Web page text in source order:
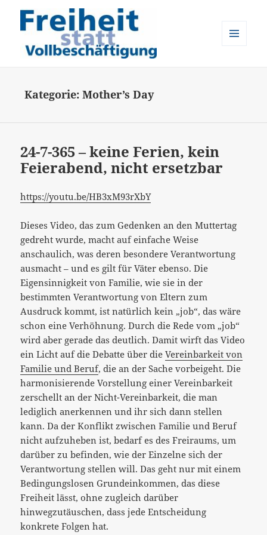
Kategorie:Mother’s Day
24-7-365 – keine Ferien, kein
Feierabend, nicht ersetzbar
https://youtu.be/HB3xM93rXbY
Dieses Video, das zum Gedenken an den Muttertag
gedreht wurde, macht auf einfache Weise
anschaulich, was deren besondere Verantwortung
ausmacht – und es gilt für Väter ebenso. Die
Eigensinnigkeit von Familie, wie sie in der
bestimmten Verantwortung von Eltern zum
Ausdruck kommt, ist natürlich kein „job“, das wäre
schon eine Verhöhnung. Durch die Rede vom „job“
wird aber gerade das deutlich. Damit wirft das Video
ein Licht auf die Debatte über dieVereinbarkeit von
Familie und Beruf, die an der Sache vorbeigeht. Die
harmonisierende Vorstellung einer Vereinbarkeit
zerschellt an der Nicht-Vereinbarkeit, die man
lediglich anerkennen und ihr sich dann stellen
kann. Da der Konflikt zwischen Familie und Beruf
nicht aufzuheben ist, bedarf es des Freiraums, um
darüber zu befinden, wie der Einzelne sich der
Verantwortung stellen will. Das geht nur mit einem
Bedingungslosen Grundeinkommen, das diese
Freiheit lässt, ohne zugleich darüber
hinwegzutäuschen, dass jede Entscheidung
konkrete Folgen hat.